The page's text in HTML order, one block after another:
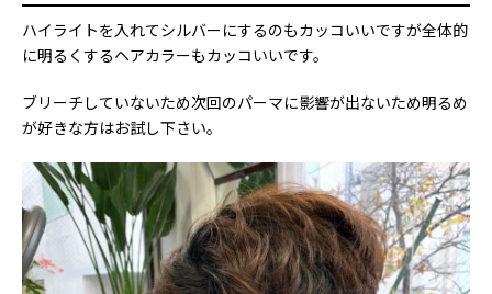
ハイライトを入れてシルバーにするのもカッコいいですが全体的
に明るくするヘアカラーもカッコいいです。
ブリーチしていないため次回のパーマに影響が出ないため明るめ
が好きな方はお試し下さい。